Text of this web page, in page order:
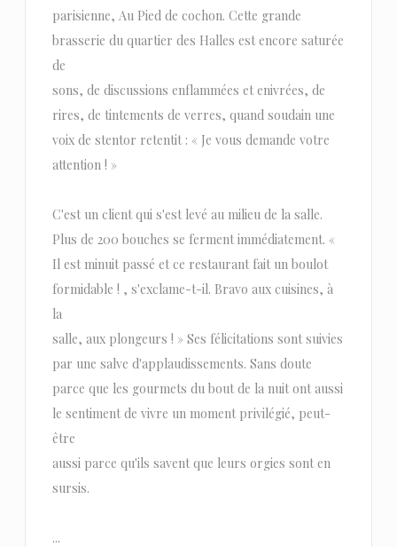
parisienne, Au Pied de cochon. Cette grande
brasserie du quartier des Halles est encore saturée
de
sons, de discussions enflammées et enivrées, de
rires, de tintements de verres, quand soudain une
voix de stentor retentit : « Je vous demande votre
attention ! »
C'est un client qui s'est levé au milieu de la salle.
Plus de 200 bouches se ferment immédiatement. «
Il est minuit passé et ce restaurant fait un boulot
formidable ! , s'exclame-t-il. Bravo aux cuisines, à
la
salle, aux plongeurs ! » Ses félicitations sont suivies
par une salve d'applaudissements. Sans doute
parce que les gourmets du bout de la nuit ont aussi
le sentiment de vivre un moment privilégié, peut-
être
aussi parce qu'ils savent que leurs orgies sont en
sursis.
...